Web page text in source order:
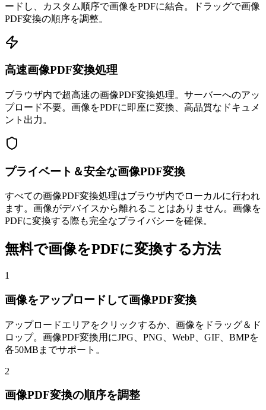
ードし、カスタム順序で画像をPDFに結合。ドラッグで画像
PDF変換の順序を調整。
高速画像PDF変換処理
ブラウザ内で超高速の画像PDF変換処理。サーバーへのアッ
プロード不要。画像をPDFに即座に変換、高品質なドキュメ
ント出力。
プライベート＆安全な画像PDF変換
すべての画像PDF変換処理はブラウザ内でローカルに行われ
ます。画像がデバイスから離れることはありません。画像を
PDFに変換する際も完全なプライバシーを確保。
無料で画像をPDFに変換する方法
1
画像をアップロードして画像PDF変換
アップロードエリアをクリックするか、画像をドラッグ＆ド
ロップ。画像PDF変換用にJPG、PNG、WebP、GIF、BMPを
各50MBまでサポート。
2
画像PDF変換の順序を調整